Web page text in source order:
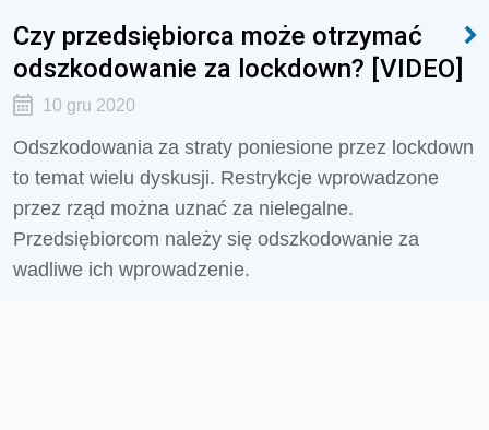
Czy przedsiębiorca może otrzymać
odszkodowanie za lockdown? [VIDEO]
10 gru 2020
Odszkodowania za straty poniesione przez lockdown
to temat wielu dyskusji. Restrykcje wprowadzone
przez rząd można uznać za nielegalne.
Przedsiębiorcom należy się odszkodowanie za
wadliwe ich wprowadzenie.